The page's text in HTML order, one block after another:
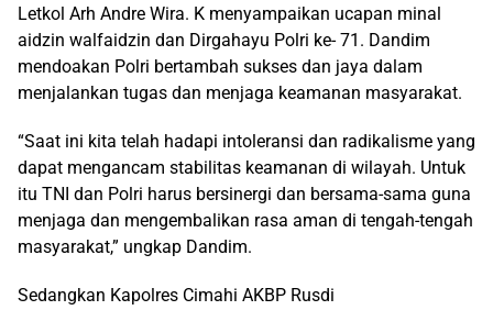
Letkol Arh Andre Wira. K menyampaikan ucapan minal
aidzin walfaidzin dan Dirgahayu Polri ke- 71. Dandim
mendoakan Polri bertambah sukses dan jaya dalam
menjalankan tugas dan menjaga keamanan masyarakat.
“Saat ini kita telah hadapi intoleransi dan radikalisme yang
dapat mengancam stabilitas keamanan di wilayah. Untuk
itu TNI dan Polri harus bersinergi dan bersama-sama guna
menjaga dan mengembalikan rasa aman di tengah-tengah
masyarakat,” ungkap Dandim.
Sedangkan Kapolres Cimahi AKBP Rusdi